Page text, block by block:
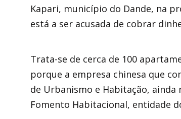
Kapari, município do Dande, na
está a ser acusada de cobrar
Trata-se de cerca de 100
porque a empresa chinesa que
de Urbanismo e Habitação,
Fomento Habitacional, entidade